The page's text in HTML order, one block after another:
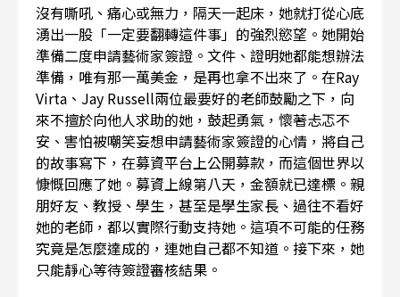
沒有嘶吼、痛心或無力，隔天一起床，她就打從心底
湧出一股「一定要翻轉這件事」的強烈慾望。她開始
準備二度申請藝術家簽證。文件、證明她都能想辦法
準備，唯有那一萬美金，是再也拿不出來了。在Ray
Virta、Jay Russell兩位最要好的老師鼓勵之下，向
來不擅於向他人求助的她，鼓起勇氣，懷著忐忑不
安、害怕被嘲笑妄想申請藝術家簽證的心情，將自己
的故事寫下，在募資平台上公開募款，而這個世界以
慷慨回應了她。募資上線第八天，金額就已達標。親
朋好友、教授、學生，甚至是學生家長、過往不看好
她的老師，都以實際行動支持她。這項不可能的任務
究竟是怎麼達成的，連她自己都不知道。接下來，她
只能靜心等待簽證審核結果。